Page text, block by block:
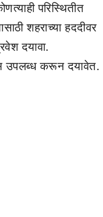
परिस्थितीत
शहराच्या हददीवर
दयावा.
उपलब्ध करून दयावेत.